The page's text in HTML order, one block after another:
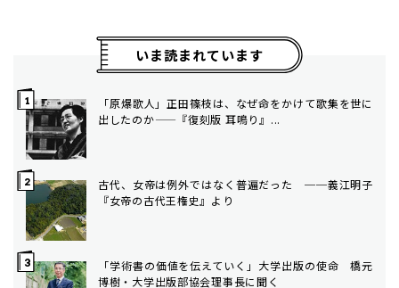
いま読まれています
「原爆歌人」正田篠枝は、なぜ命をかけて歌集を世に
出したのか——『復刻版 耳鳴り』...
古代、女帝は例外ではなく普遍だった ──義江明子
『女帝の古代王権史』より
「学術書の価値を伝えていく」大学出版の使命 橋元
博樹・大学出版部協会理事長に聞く